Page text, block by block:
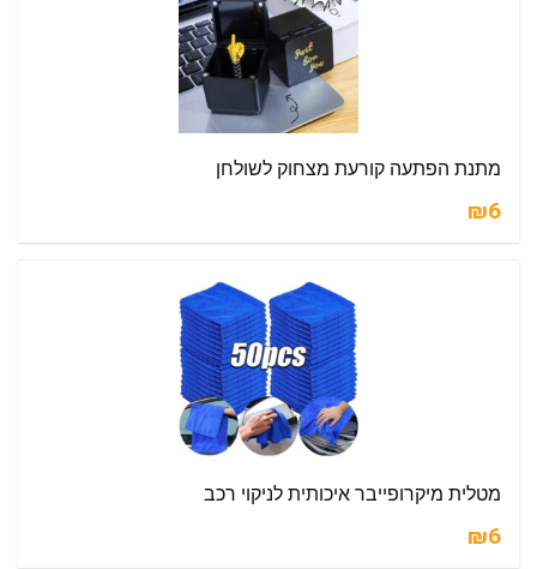
מתנת הפתעה קורעת מצחוק לשולחן
₪6
מטלית מיקרופייבר איכותית לניקוי רכב
₪6